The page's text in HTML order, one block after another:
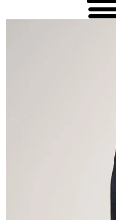
Maschinenwäsche